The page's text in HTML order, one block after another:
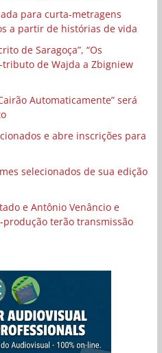
para curta-metragens
a partir de histórias de vida
de Saragoça”, “Os
tributo de Wajda a Zbigniew
Automaticamente” será
e abre inscrições para
selecionados de sua edição
e Antônio Venâncio e
terão transmissão